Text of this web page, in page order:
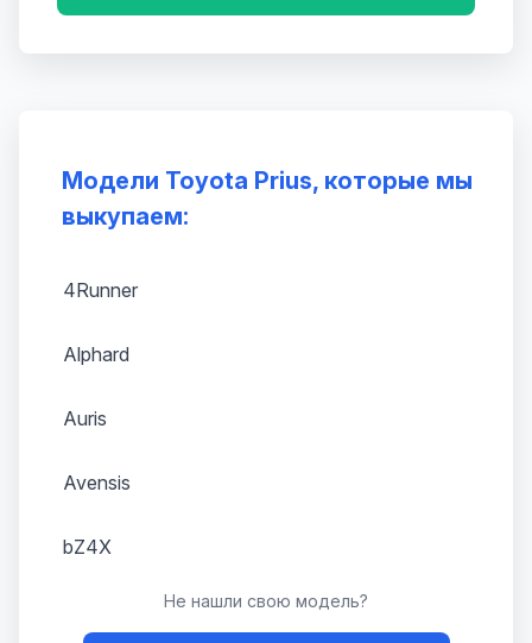
Модели Toyota Prius, которые мы
выкупаем:
4Runner
Alphard
Auris
Avensis
bZ4X
Не нашли свою модель?